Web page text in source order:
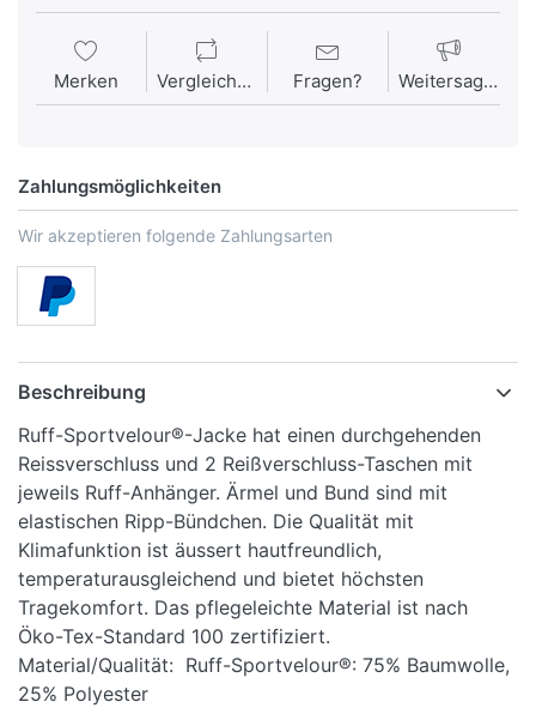
Merken Vergleichen Fragen? Weitersagen
Zahlungsmöglichkeiten
Wir akzeptieren folgende Zahlungsarten
Beschreibung
Ruff-Sportvelour®-Jacke hat einen durchgehenden
Reissverschluss und 2 Reißverschluss-Taschen mit
jeweils Ruff-Anhänger. Ärmel und Bund sind mit
elastischen Ripp-Bündchen. Die Qualität mit
Klimafunktion ist äussert hautfreundlich,
temperaturausgleichend und bietet höchsten
Tragekomfort. Das pflegeleichte Material ist nach
Öko-Tex-Standard 100 zertifiziert.
Material/Qualität: Ruff-Sportvelour®: 75% Baumwolle,
25% Polyester